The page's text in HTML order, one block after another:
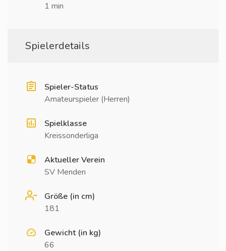
1 min
Spielerdetails
Spieler-Status
Amateurspieler (Herren)
Spielklasse
Kreissonderliga
Aktueller Verein
SV Menden
Größe (in cm)
181
Gewicht (in kg)
66